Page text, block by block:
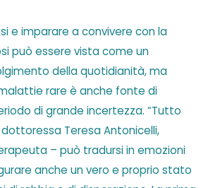
e imparare a convivere con la
può essere vista come un
della quotidianità, ma
rare è anche fonte di
di grande incertezza. “Tutto
Teresa Antonicelli,
– può tradursi in emozioni
anche un vero e proprio stato